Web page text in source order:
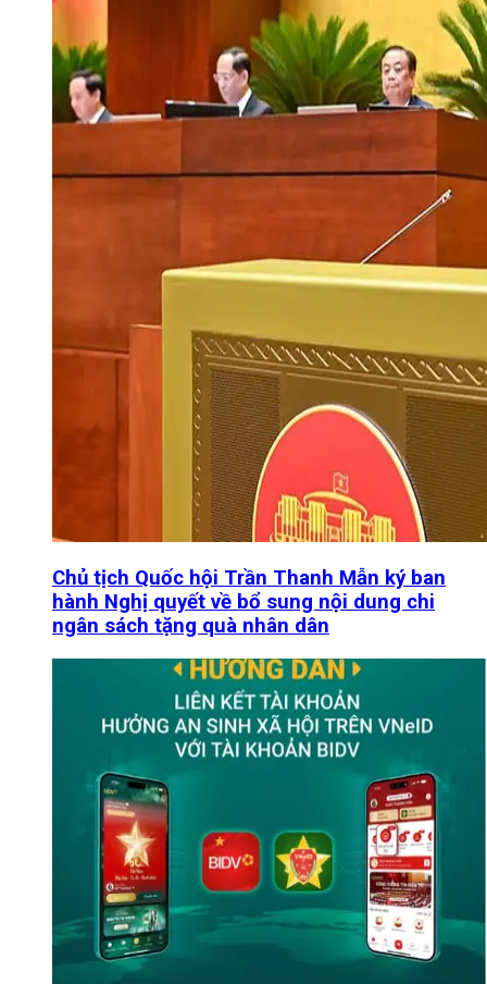
Chủ tịch Quốc hội Trần Thanh Mẫn ký ban
hành Nghị quyết về bổ sung nội dung chi
ngân sách tặng quà nhân dân